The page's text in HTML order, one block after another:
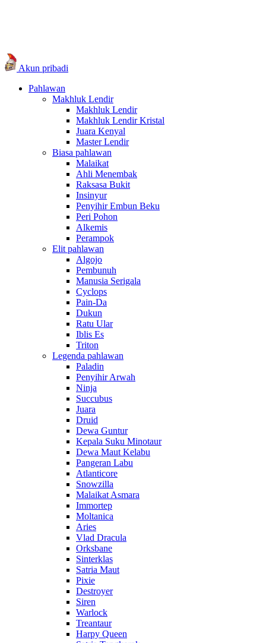
Akun pribadi
Pahlawan
Makhluk Lendir
Makhluk Lendir
Makhluk Lendir Kristal
Juara Kenyal
Master Lendir
Biasa pahlawan
Malaikat
Ahli Menembak
Raksasa Bukit
Insinyur
Penyihir Embun Beku
Peri Pohon
Alkemis
Perampok
Elit pahlawan
Algojo
Pembunuh
Manusia Serigala
Cyclops
Pain-Da
Dukun
Ratu Ular
Iblis Es
Triton
Legenda pahlawan
Paladin
Penyihir Arwah
Ninja
Succubus
Juara
Druid
Dewa Guntur
Kepala Suku Minotaur
Dewa Maut Kelabu
Pangeran Labu
Atlanticore
Snowzilla
Malaikat Asmara
Immortep
Moltanica
Aries
Vlad Dracula
Orksbane
Sinterklas
Satria Maut
Pixie
Destroyer
Siren
Warlock
Treantaur
Harpy Queen